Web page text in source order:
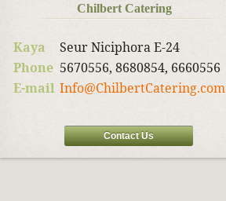
Chilbert Catering
Kaya
Seur Niciphora E-24
Phone 5670556, 8680854, 6660556
E-mail Info@ChilbertCatering.com
Contact Us